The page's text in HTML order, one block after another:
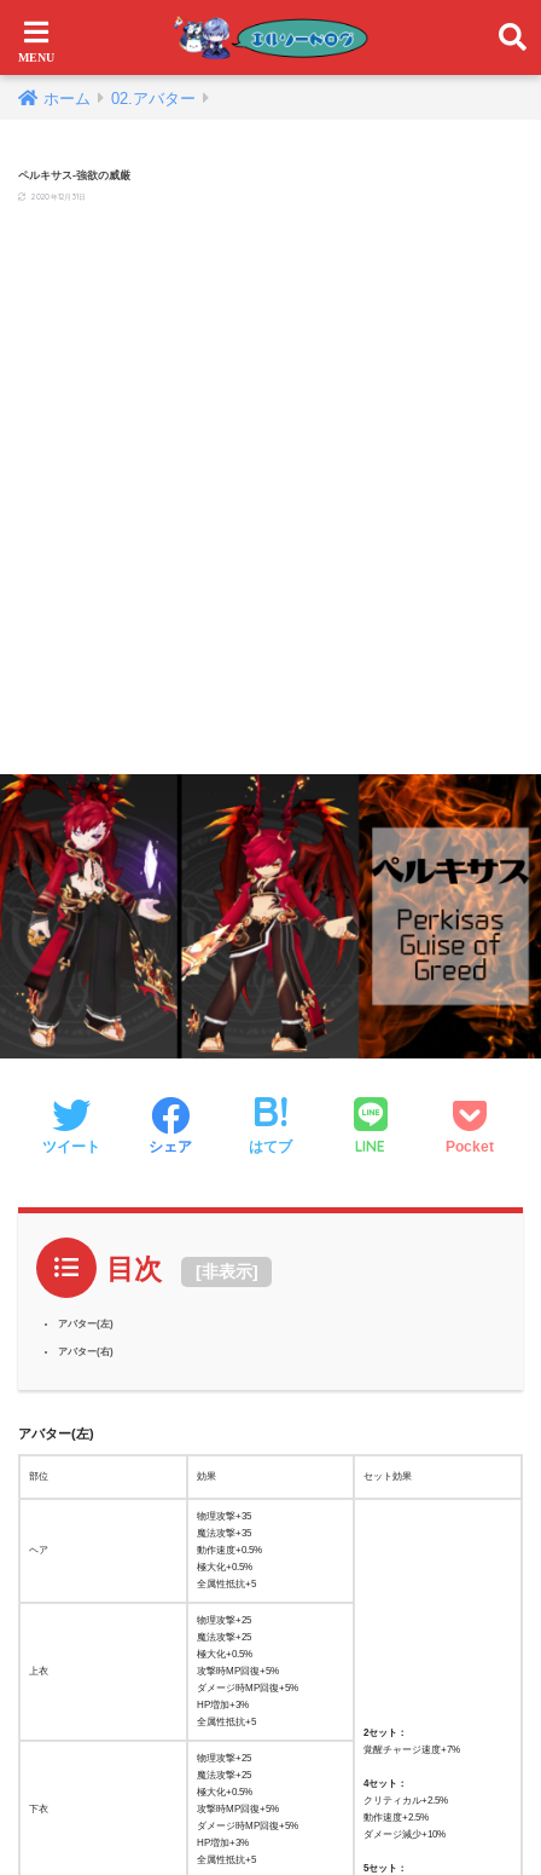
ホーム 02.アバター
ペルキサス-強欲の威厳
2020年12月31日
ツイート シェア はてブ LINE Pocket
目次 [非表示]
アバター(左)
アバター(右)
アバター(左)
部位 効果 セット効果
ヘア
物理攻撃+35
魔法攻撃+35
動作速度+0.5%
極大化+0.5%
全属性抵抗+5
2セット：
覚醒チャージ速度+7%
4セット：
クリティカル+2.5%
動作速度+2.5%
ダメージ減少+10%
5セット：
上衣
物理攻撃+25
魔法攻撃+25
極大化+0.5%
攻撃時MP回復+5%
ダメージ時MP回復+5%
HP増加+3%
全属性抵抗+5
下衣
物理攻撃+25
魔法攻撃+25
極大化+0.5%
攻撃時MP回復+5%
ダメージ時MP回復+5%
HP増加+3%
全属性抵抗+5